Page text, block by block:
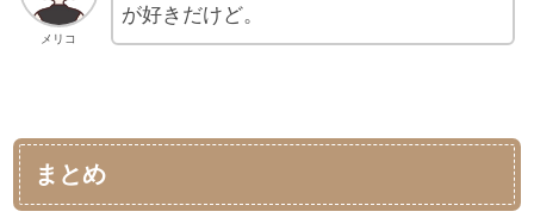
メリコ
が好きだけど。
まとめ